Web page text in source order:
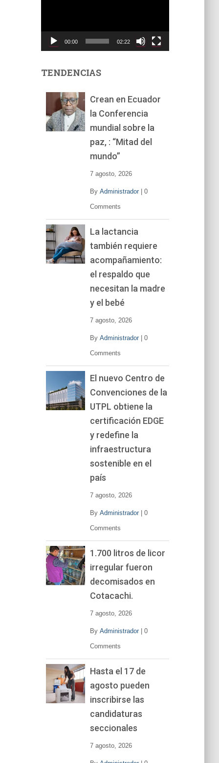
t
00:00 02:22
TENDENCIAS
Crean en Ecuador
la Conferencia
mundial sobre la
paz, : “Mitad del
mundo”
7 agosto, 2026
By Administrador| 0
Comments
La lactancia
también requiere
acompañamiento:
el respaldo que
necesitan la madre
y el bebé
7 agosto, 2026
By Administrador| 0
Comments
El nuevo Centro de
Convenciones de la
UTPL obtiene la
certificación EDGE
y redefine la
infraestructura
sostenible en el
país
7 agosto, 2026
By Administrador| 0
Comments
1.700 litros de licor
irregular fueron
decomisados en
Cotacachi.
7 agosto, 2026
By Administrador| 0
Comments
Hasta el 17 de
agosto pueden
inscribirse las
candidaturas
seccionales
7 agosto, 2026